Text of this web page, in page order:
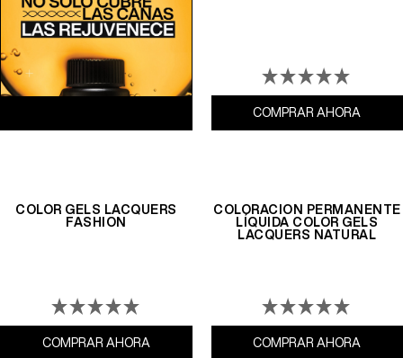
COMPRAR AHORA
COLOR GELS LACQUERS
FASHION
COMPRAR AHORA Color gels Lacquers Fashion
COLORACIÓN PERMANENTE
LÍQUIDA COLOR GELS
LACQUERS NATURAL
COMPRAR AHORA